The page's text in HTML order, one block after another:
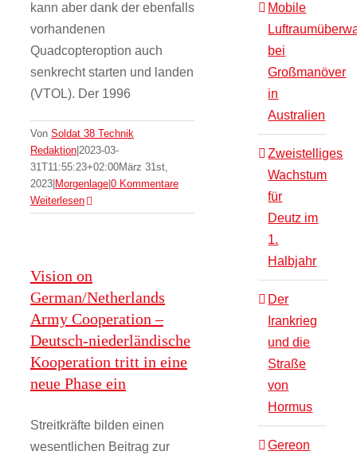
kann aber dank der ebenfalls
vorhandenen
Quadcopteroption auch
senkrecht starten und landen
(VTOL). Der 1996
Von Soldat 38 Technik
Redaktion 2023-03-
31T11:55:23+02:00März 31st,
2023 Morgenlage 0 Kommentare
Weiterlesen
Vision on
German/Netherlands
Army Cooperation –
Deutsch-niederländische
Kooperation tritt in eine
neue Phase ein
Streitkräfte bilden einen
wesentlichen Beitrag zur
Mobile
bei
Großmanöver
in
Australien
Zweistelliges
Wachstum
für
Deutz im
1.
Halbjahr
Der
Irankrieg
und die
Straße
von
Hormus
Gereon